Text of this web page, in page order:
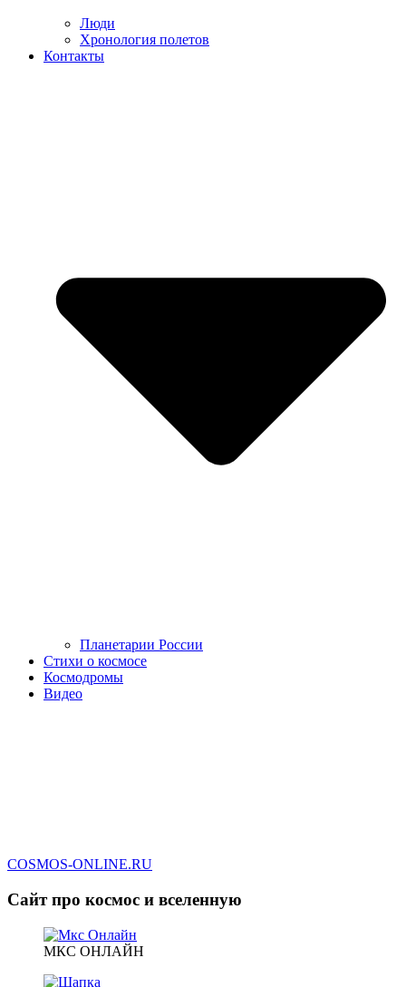
Люди
Хронология полетов
Контакты
Планетарии России
Стихи о космосе
Космодромы
Видео
COSMOS-ONLINE.RU
Сайт про космос и вселенную
МКС ОНЛАЙН